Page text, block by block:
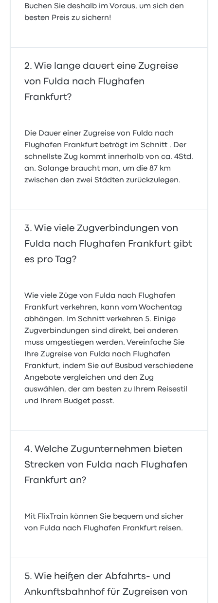
Buchen Sie deshalb im Voraus, um sich den
besten Preis zu sichern!
Wie lange dauert eine Zugreise
von Fulda nach Flughafen
Frankfurt?
Die Dauer einer Zugreise von Fulda nach
Flughafen Frankfurt beträgt im Schnitt . Der
schnellste Zug kommt innerhalb von ca. 4Std.
an. Solange braucht man, um die 87 km
zwischen den zwei Städten zurückzulegen.
Wie viele Zugverbindungen von
Fulda nach Flughafen Frankfurt gibt
es pro Tag?
Wie viele Züge von Fulda nach Flughafen
Frankfurt verkehren, kann vom Wochentag
abhängen. Im Schnitt verkehren 5. Einige
Zugverbindungen sind direkt, bei anderen
muss umgestiegen werden. Vereinfache Sie
Ihre Zugreise von Fulda nach Flughafen
Frankfurt, indem Sie auf Busbud verschiedene
Angebote vergleichen und den Zug
auswählen, der am besten zu Ihrem Reisestil
und Ihrem Budget passt.
Welche Zugunternehmen bieten
Strecken von Fulda nach Flughafen
Frankfurt an?
Mit FlixTrain können Sie bequem und sicher
von Fulda nach Flughafen Frankfurt reisen.
Wie heißen der Abfahrts- und
Ankunftsbahnhof für Zugreisen von